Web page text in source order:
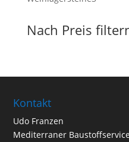
Nach Preis
Kontakt
Udo Franzen
Mediterraner